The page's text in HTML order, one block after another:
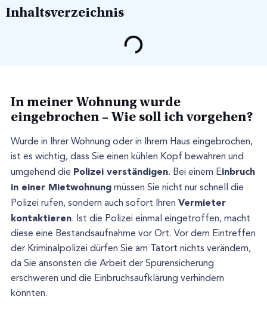
Inhaltsverzeichnis
In meiner Wohnung wurde
eingebrochen – Wie soll ich vorgehen?
Wurde in Ihrer Wohnung oder in Ihrem Haus eingebrochen,
ist es wichtig, dass Sie einen kühlen Kopf bewahren und
umgehend die Polizei verständigen. Bei einem Einbruch
in einer Mietwohnung müssen Sie nicht nur schnell die
Polizei rufen, sondern auch sofort Ihren Vermieter
kontaktieren. Ist die Polizei einmal eingetroffen, macht
diese eine Bestandsaufnahme vor Ort. Vor dem Eintreffen
der Kriminalpolizei dürfen Sie am Tatort nichts verändern,
da Sie ansonsten die Arbeit der Spurensicherung
erschweren und die Einbruchsaufklärung verhindern
könnten.